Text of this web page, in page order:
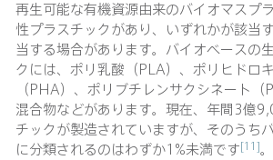
再生可能な有機資源由来のバイオマスプ
性プラスチックがあり、いずれかが該当
当する場合があります。バイオベースの
クには、ポリ乳酸（PLA）、ポリヒドロ
（PHA）、ポリブチレンサクシネート（
混合物などがあります。現在、年間3億
チックが製造されていますが、そのうち
に分類されるのはわずか1%未満です[11]。